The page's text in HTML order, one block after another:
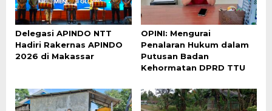
Delegasi APINDO NTT
Hadiri Rakernas APINDO
2026 di Makassar
OPINI: Mengurai
Penalaran Hukum dalam
Putusan Badan
Kehormatan DPRD TTU